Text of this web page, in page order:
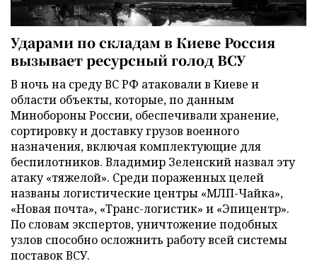
Ударами по складам в Киеве Россия
вызывает ресурсный голод ВСУ
В ночь на среду ВС РФ атаковали в Киеве и
области объекты, которые, по данным
Минобороны России, обеспечивали хранение,
сортировку и доставку грузов военного
назначения, включая комплектующие для
беспилотников. Владимир Зеленский назвал эту
атаку «тяжелой». Среди пораженных целей
названы логистические центры «МЛП-Чайка»,
«Новая почта», «Транс-логистик» и «Эпицентр».
По словам экспертов, уничтожение подобных
узлов способно осложнить работу всей системы
поставок ВСУ.